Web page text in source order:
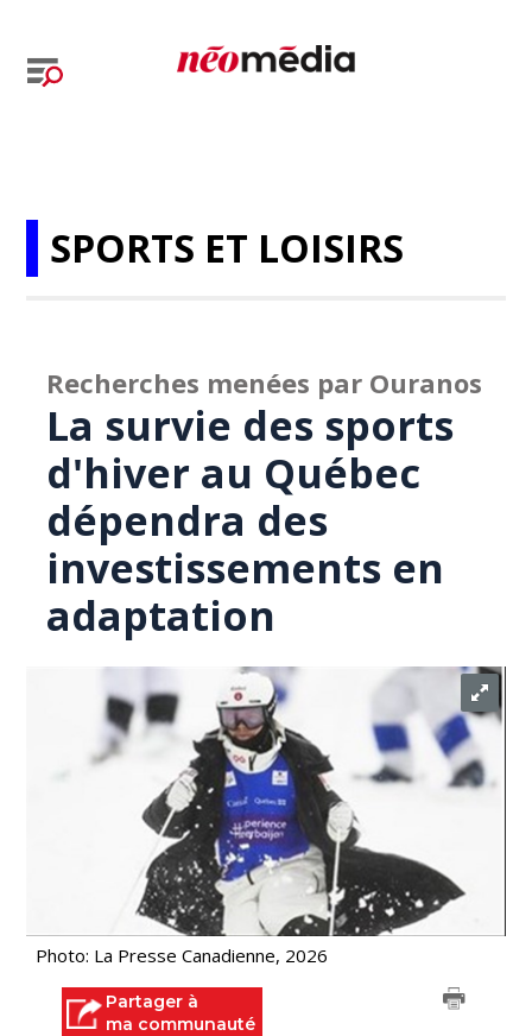
SPORTS ET LOISIRS
Recherches menées par Ouranos
La survie des sports
d'hiver au Québec
dépendra des
investissements en
adaptation
Photo: La Presse Canadienne, 2026
Partager à
ma communauté